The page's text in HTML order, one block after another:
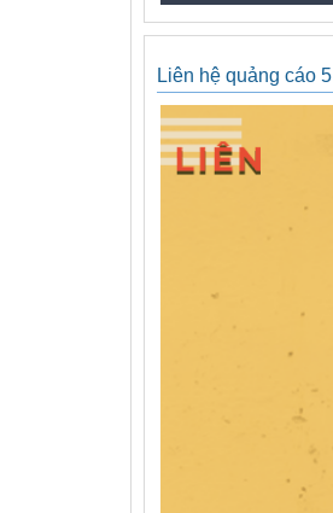
Liên hệ quảng cáo 5